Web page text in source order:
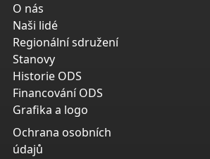
O nás
Naši lidé
Regionální sdružení
Stanovy
Historie ODS
Financování ODS
Grafika a logo
Ochrana osobních
údajů